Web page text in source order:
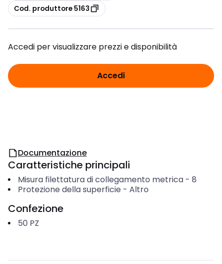
copia
Cod. produttore 5163
Accedi per visualizzare prezzi e disponibilità
Accedi
Documentazione
Caratteristiche principali
Misura filettatura di collegamento metrica- 8
Protezione della superficie - Altro
Confezione
50 PZ